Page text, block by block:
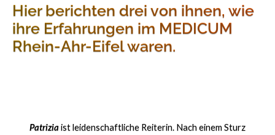
Hier berichten drei von ihnen, wie
ihre Erfahrungen im MEDICUM
Rhein-Ahr-Eifel waren.
Patriziaist leidenschaftliche Reiterin. Nach einem Sturz